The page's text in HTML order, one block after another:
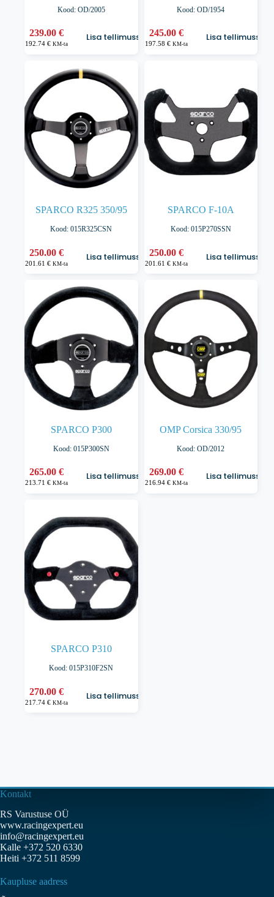
Kood: OD/2005
239.00€
192.74€ KM-ta
Lisa tellimusse
Kood: OD/1954
245.00 €
197.58 € KM-ta
Lisa tellimusse
SPARCO R325 350/95
Kood: 015R325CSN
250.00€
201.61€ KM-ta
Lisa tellimusse
SPARCO F-10A
Kood: 015P270SSN
250.00 €
201.61 € KM-ta
Lisa tellimusse
SPARCO P300
Kood: 015P300SN
265.00€
213.71€ KM-ta
Lisa tellimusse
OMP Corsica 330/95
Kood: OD/2012
269.00 €
216.94 € KM-ta
Lisa tellimusse
SPARCO P310
Kood: 015P310F2SN
270.00€
217.74€ KM-ta
Lisa tellimusse
Kontakt
RS Varustuse OÜ
www.racingexpert.eu
info@racingexpert.eu
Kalle +372 520 6330
Heiti +372 511 8599
Kaupluse aadress